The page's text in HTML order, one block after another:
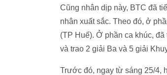
Cũng nhân dịp này, BTC đã
nhân xuất sắc. Theo đó, ở
(TP Huế). Ở phần ca khúc,
và trao 2 giải Ba và 5 giải
Trước đó, ngay từ sáng 25/4,